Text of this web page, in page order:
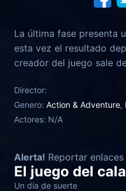
La última fase presenta
esta vez el resultado
creador del juego sale
Director:
Genero: Action & Adventure,
Actores: N/A
Alerta! Reportar
El juego del
Un día de suerte